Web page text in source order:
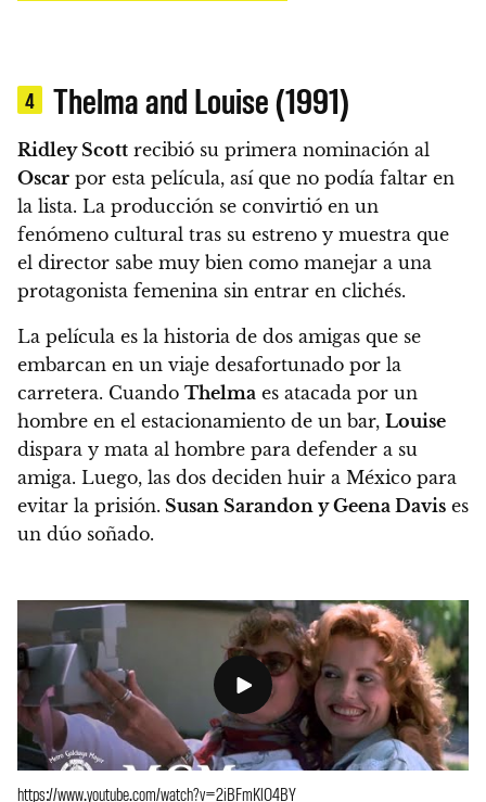
4 Thelma and Louise (1991)
Ridley Scott recibió su primera nominación al
Oscar por esta película, así que no podía faltar en
la lista. La producción se convirtió en un
fenómeno cultural tras su estreno y muestra que
el director sabe muy bien como manejar a una
protagonista femenina sin entrar en clichés.
La película es la historia de dos amigas que se
embarcan en un viaje desafortunado por la
carretera. Cuando Thelma es atacada por un
hombre en el estacionamiento de un bar, Louise
dispara y mata al hombre para defender a su
amiga. Luego, las dos deciden huir a México para
evitar la prisión. Susan Sarandon y Geena Davis es
un dúo soñado.
https://www.youtube.com/watch?v=2iBFmKlO4BY